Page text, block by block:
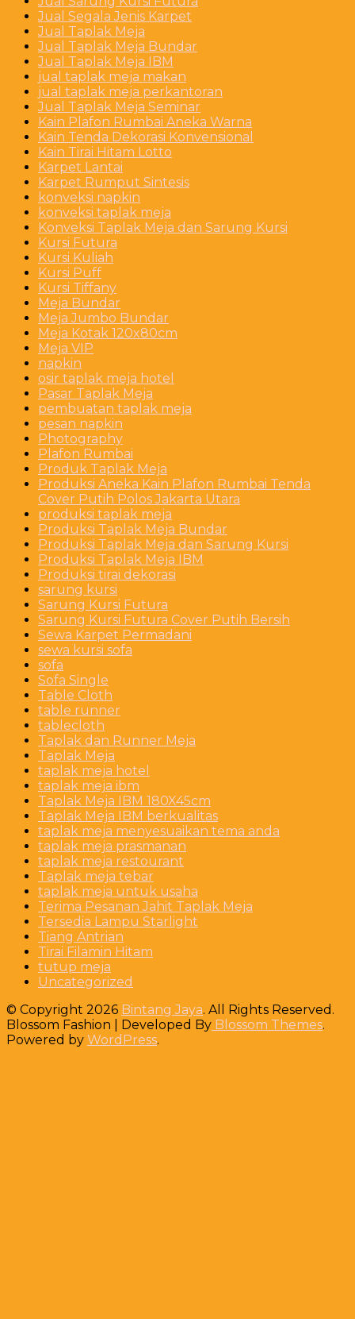
Jual Segala Jenis Karpet
Jual Taplak Meja
Jual Taplak Meja Bundar
Jual Taplak Meja IBM
jual taplak meja makan
jual taplak meja perkantoran
Jual Taplak Meja Seminar
Kain Plafon Rumbai Aneka Warna
Kain Tenda Dekorasi Konvensional
Kain Tirai Hitam Lotto
Karpet Lantai
Karpet Rumput Sintesis
konveksi napkin
konveksi taplak meja
Konveksi Taplak Meja dan Sarung Kursi
Kursi Futura
Kursi Kuliah
Kursi Puff
Kursi Tiffany
Meja Bundar
Meja Jumbo Bundar
Meja Kotak 120x80cm
Meja VIP
napkin
osir taplak meja hotel
Pasar Taplak Meja
pembuatan taplak meja
pesan napkin
Photography
Plafon Rumbai
Produk Taplak Meja
Produksi Aneka Kain Plafon Rumbai Tenda
Cover Putih Polos Jakarta Utara
produksi taplak meja
Produksi Taplak Meja Bundar
Produksi Taplak Meja dan Sarung Kursi
Produksi Taplak Meja IBM
Produksi tirai dekorasi
sarung kursi
Sarung Kursi Futura
Sarung Kursi Futura Cover Putih Bersih
Sewa Karpet Permadani
sewa kursi sofa
sofa
Sofa Single
Table Cloth
table runner
tablecloth
Taplak dan Runner Meja
Taplak Meja
taplak meja hotel
taplak meja ibm
Taplak Meja IBM 180X45cm
Taplak Meja IBM berkualitas
taplak meja menyesuaikan tema anda
taplak meja prasmanan
taplak meja restourant
Taplak meja tebar
taplak meja untuk usaha
Terima Pesanan Jahit Taplak Meja
Tersedia Lampu Starlight
Tiang Antrian
Tirai Filamin Hitam
tutup meja
Uncategorized
© Copyright 2026 Bintang Jaya. All Rights Reserved.
Blossom Fashion | Developed By Blossom Themes.
Powered by WordPress.